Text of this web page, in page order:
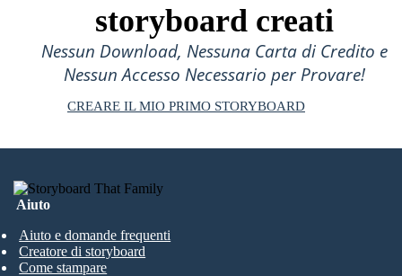
storyboard creati
Nessun Download, Nessuna Carta di Credito e
Nessun Accesso Necessario per Provare!
CREARE IL MIO PRIMO STORYBOARD
Aiuto
Aiuto e domande frequenti
Creatore di storyboard
Come stampare